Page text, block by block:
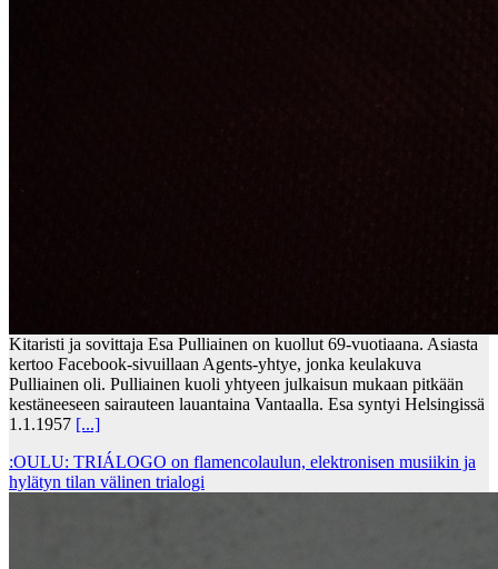
Kitaristi ja sovittaja Esa Pulliainen on kuollut 69-vuotiaana. Asiasta
kertoo Facebook-sivuillaan Agents-yhtye, jonka keulakuva
Pulliainen oli. Pulliainen kuoli yhtyeen julkaisun mukaan pitkään
kestäneeseen sairauteen lauantaina Vantaalla. Esa syntyi Helsingissä
1.1.1957 [...]
:OULU: TRIÁLOGO on flamencolaulun, elektronisen musiikin ja
hylätyn tilan välinen trialogi